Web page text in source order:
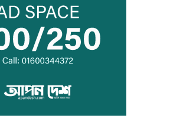
জিয়াউর রহমান দেশে প্রথম সবুজ বিপ্লবের
ডাক দিয়েছিলেন: পরিবেশমন্ত্রী
প্রথম শ্রেণিতে ভর্তি লটারিতে